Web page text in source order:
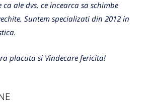
ale dvs. ce incearca sa schimbe
Suntem specializati din 2012 in
placuta si Vindecare fericita!